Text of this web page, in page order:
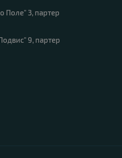
Поле" 3, партер
9, партер